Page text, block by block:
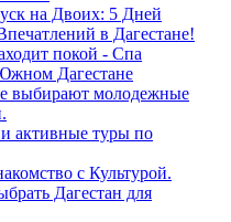
на Двоих: 5 Дней
в Дагестане!
покой - Спа
Дагестане
выбирают молодежные
активные туры по
с Культурой.
Дагестан для